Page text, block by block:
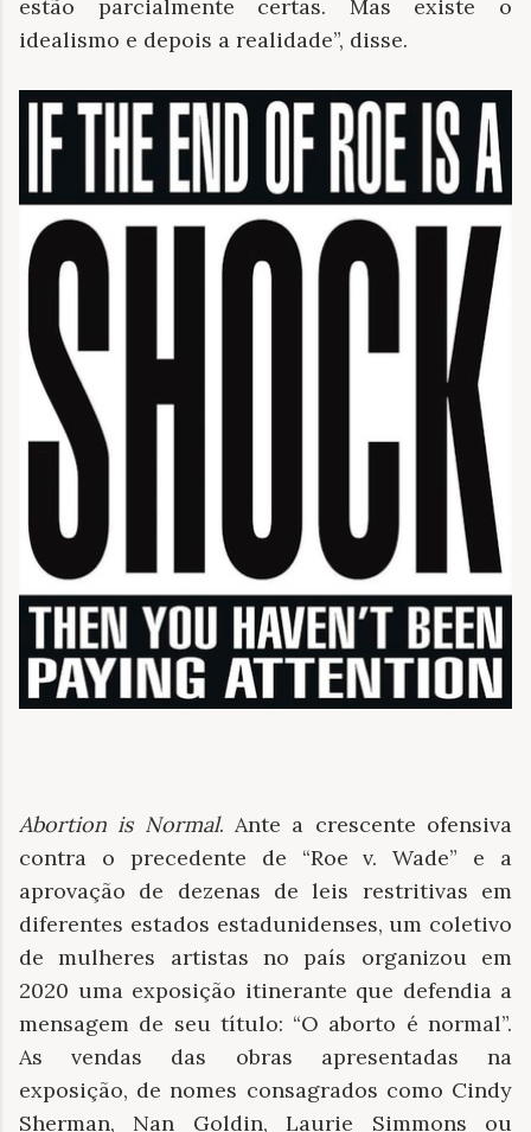
estão parcialmente certas. Mas existe o
idealismo e depois a realidade”, disse.
Abortion is Normal. Ante a crescente ofensiva
contra o precedente de “Roe v. Wade” e a
aprovação de dezenas de leis restritivas em
diferentes estados estadunidenses, um coletivo
de mulheres artistas no país organizou em
2020 uma exposição itinerante que defendia a
mensagem de seu título: “O aborto é normal”.
As vendas das obras apresentadas na
exposição, de nomes consagrados como Cindy
Sherman, Nan Goldin, Laurie Simmons ou